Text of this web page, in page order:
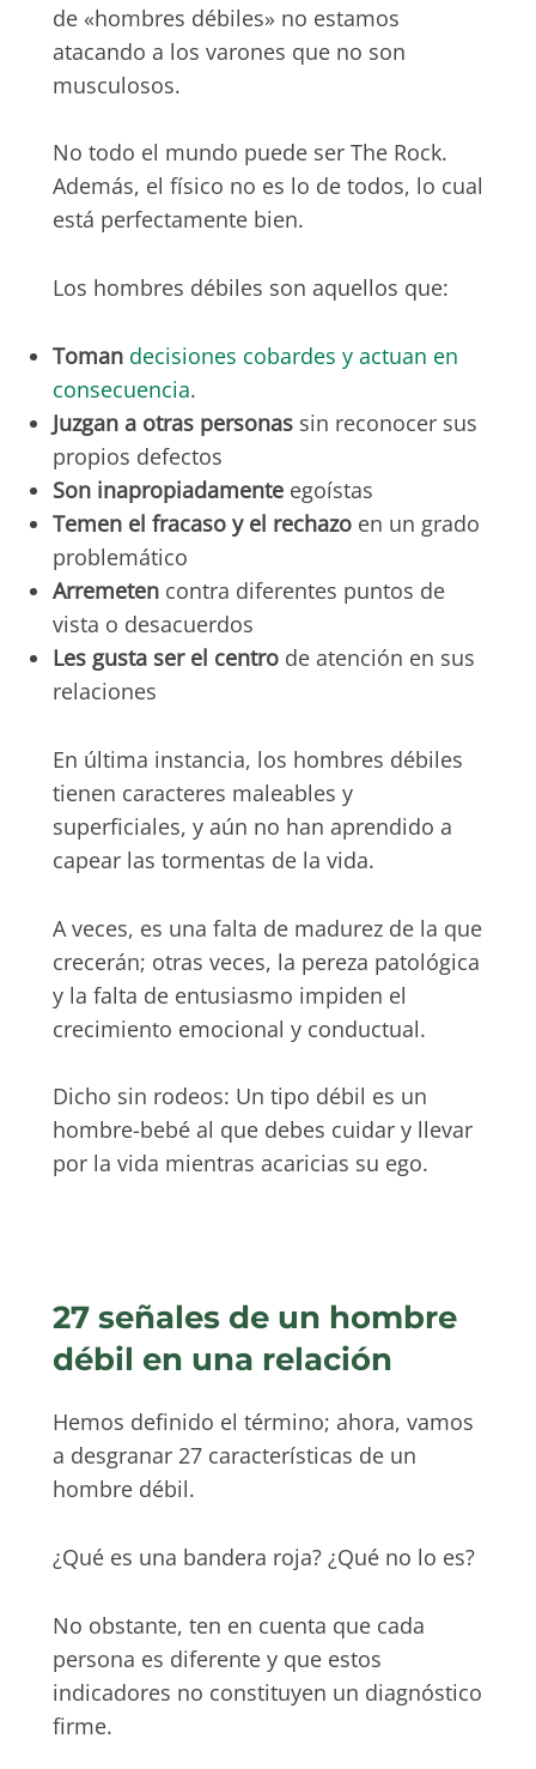
de «hombres débiles» no estamos
atacando a los varones que no son
musculosos.
No todo el mundo puede ser The Rock.
Además, el físico no es lo de todos, lo cual
está perfectamente bien.
Los hombres débiles son aquellos que:
Toman decisiones cobardes y actuan en
consecuencia.
Juzgan a otras personassin reconocer sus
propios defectos
Son inapropiadamenteegoístas
Temen el fracaso y el rechazo en un grado
problemático
Arremetencontra diferentes puntos de
vista o desacuerdos
Les gusta ser el centro de atención en sus
relaciones
En última instancia, los hombres débiles
tienen caracteres maleables y
superficiales, y aún no han aprendido a
capear las tormentas de la vida.
A veces, es una falta de madurez de la que
crecerán; otras veces, la pereza patológica
y la falta de entusiasmo impiden el
crecimiento emocional y conductual.
Dicho sin rodeos: Un tipo débil es un
hombre-bebé al que debes cuidar y llevar
por la vida mientras acaricias su ego.
27 señales de un hombre
débil en una relación
Hemos definido el término; ahora, vamos
a desgranar 27 características de un
hombre débil.
¿Qué es una bandera roja? ¿Qué no lo es?
No obstante, ten en cuenta que cada
persona es diferente y que estos
indicadores no constituyen un diagnóstico
firme.